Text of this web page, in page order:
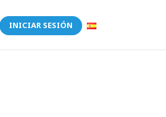
INICIAR SESIÓN